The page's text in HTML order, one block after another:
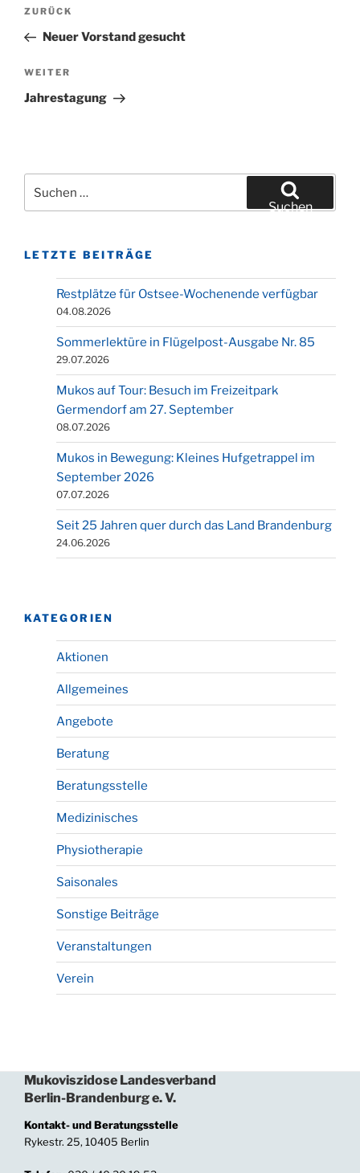
Beitragsnavigation
Vorheriger
Beitrag
ZURÜCK
Neuer Vorstand gesucht
Nächster
Beitrag
WEITER
Jahrestagung
nach:
Suchen
LETZTE BEITRÄGE
Restplätze für Ostsee-Wochenende verfügbar
04.08.2026
Sommerlektüre in Flügelpost-Ausgabe Nr. 85
29.07.2026
Mukos auf Tour: Besuch im Freizeitpark
Germendorf am 27. September
08.07.2026
Mukos in Bewegung: Kleines Hufgetrappel im
September 2026
07.07.2026
Seit 25 Jahren quer durch das Land Brandenburg
24.06.2026
KATEGORIEN
Aktionen
Allgemeines
Angebote
Beratung
Beratungsstelle
Medizinisches
Physiotherapie
Saisonales
Sonstige Beiträge
Veranstaltungen
Verein
Mukoviszidose Landesverband
Berlin-Brandenburg e. V.
Kontakt- und Beratungsstelle
Rykestr. 25, 10405 Berlin